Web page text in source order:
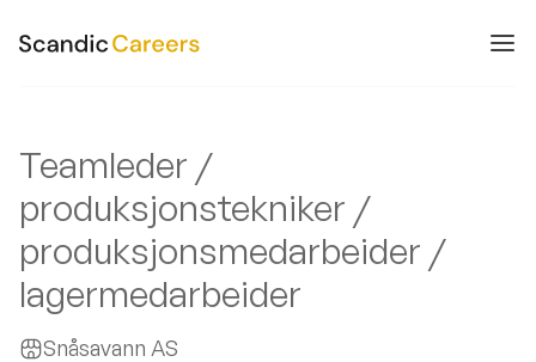
Teamleder /
produksjonstekniker /
produksjonsmedarbeider /
lagermedarbeider
Snåsavann AS